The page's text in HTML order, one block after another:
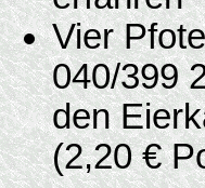
Vier
040/399
den
(2,20 €